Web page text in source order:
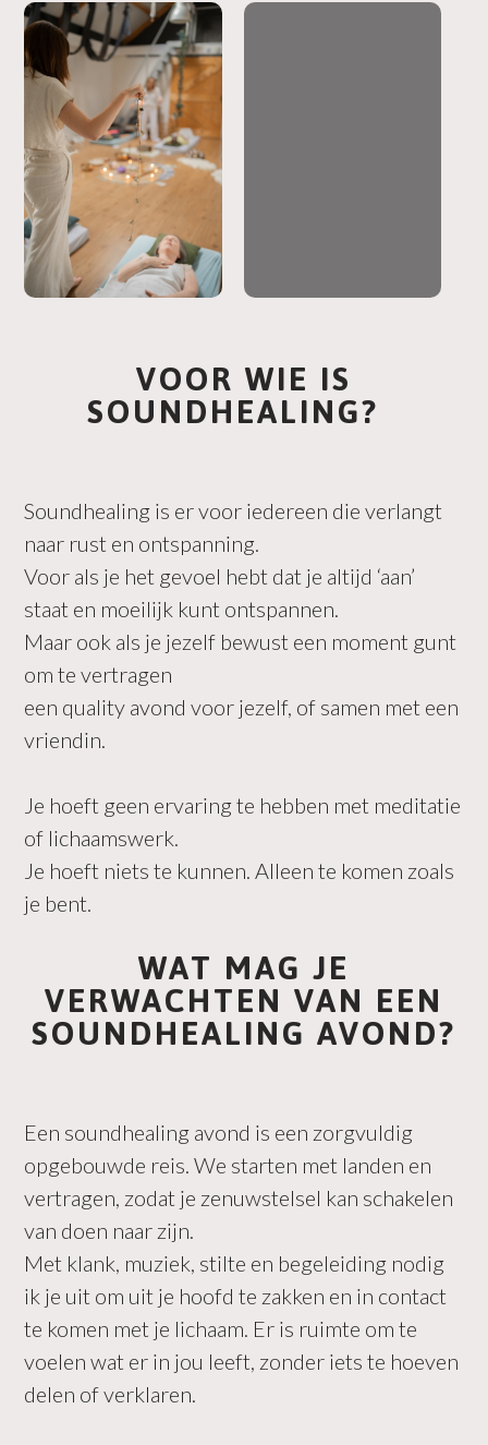
VOOR WIE IS
SOUNDHEALING?
Soundhealing is er voor iedereen die verlangt
naar rust en ontspanning.
Voor als je het gevoel hebt dat je altijd ‘aan’
staat en moeilijk kunt ontspannen.
Maar ook als je jezelf bewust een moment gunt
om te vertragen
een quality avond voor jezelf, of samen met een
vriendin.
Je hoeft geen ervaring te hebben met meditatie
of lichaamswerk.
Je hoeft niets te kunnen. Alleen te komen zoals
je bent.
WAT MAG JE
VERWACHTEN VAN EEN
SOUNDHEALING AVOND?
Een soundhealing avond is een zorgvuldig
opgebouwde reis. We starten met landen en
vertragen, zodat je zenuwstelsel kan schakelen
van doen naar zijn.
Met klank, muziek, stilte en begeleiding nodig
ik je uit om uit je hoofd te zakken en in contact
te komen met je lichaam. Er is ruimte om te
voelen wat er in jou leeft, zonder iets te hoeven
delen of verklaren.